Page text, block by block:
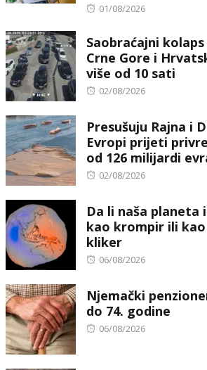
Posted
01/08/2026
Saobraćajni
Crne Gore i
više od 10 sati
Posted
02/08/2026
Presušuju Rajna i
Evropi prijeti
od 126 milijardi
Posted
02/08/2026
Da li naša planeta
kao krompir ili
kliker
Posted
06/08/2026
Njemački
do 74. godine
Posted
06/08/2026